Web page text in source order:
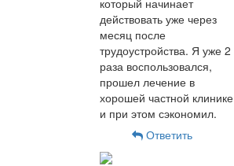
который начинает
действовать уже через
месяц после
трудоустройства. Я уже 2
раза воспользовался,
прошел лечение в
хорошей частной клинике
и при этом сэкономил.
Ответить